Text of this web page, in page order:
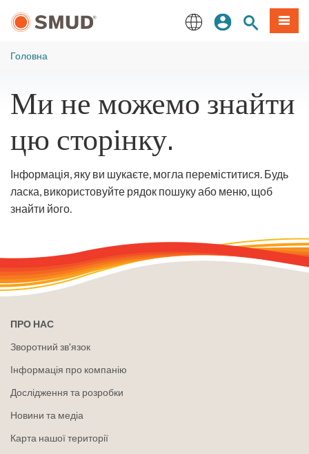
до
змісту
Увійдіть
Пошук по
Меню
Головна
Ми не можемо знайти
цю сторінку.
Інформація, яку ви шукаєте, могла переміститися. Будь
ласка, використовуйте рядок пошуку або меню, щоб
знайти його.
ПРО НАС
Зворотний зв'язок
Інформація про компанію
Дослідження та розробки
Новини та медіа
Карта нашої території